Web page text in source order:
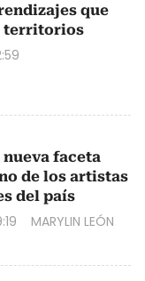
que
territorios
faceta
de los artistas
del país
MARYLIN LEÓN